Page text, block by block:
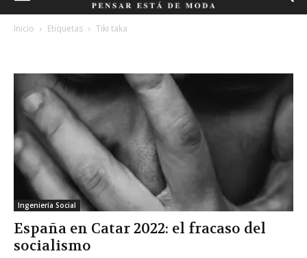
Inicio Etiquetas Tiki taka
Ingeniería Social
España en Catar 2022: el fracaso del
socialismo